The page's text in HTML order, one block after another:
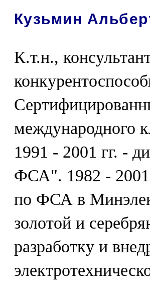
Кузьмин
К.т.н.,
международного
1991 - 2001 гг. -
ФСА". 1982 - 2001
по ФСА в
золотой и
разработку и